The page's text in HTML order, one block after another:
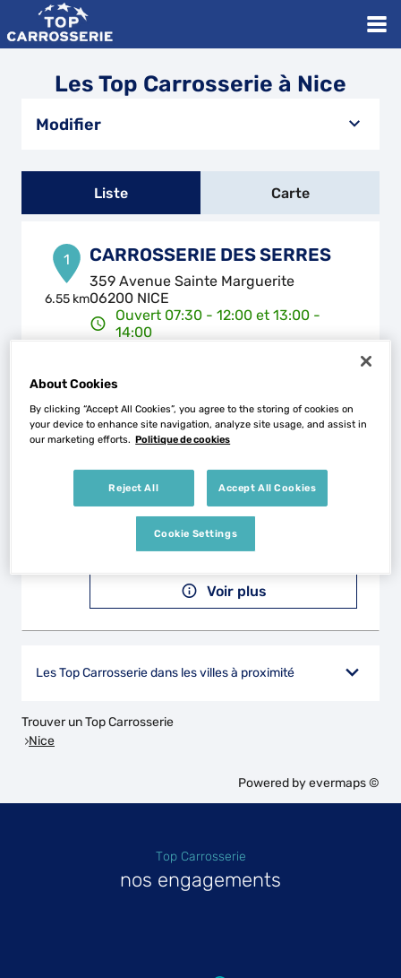
Les Top Carrosserie à Nice
Modifier
Liste Carte
1
6.55 km
CARROSSERIE DES SERRES
359 Avenue Sainte Marguerite
06200 NICE
Ouvert 07:30 - 12:00 et 13:00 -
14:00
IDEAL AUTO
28 Avenue Franklin Roosevelt
06110 LECANNET
Fermé actuellement
Téléphone
Voir plus
Les Top Carrosserie dans les villes à proximité
Trouver un Top Carrosserie
Nice
Powered byevermaps ©
Top Carrosserie
nos engagements
About Cookies
By clicking “Accept All Cookies”, you agree to the storing of cookies on
your device to enhance site navigation, analyze site usage, and assist in
our marketing efforts. Politique de cookies
Reject All Accept All Cookies
Cookie Settings